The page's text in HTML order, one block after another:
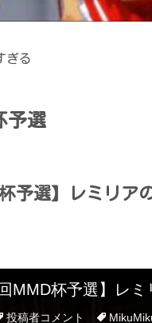
ぎる
予選
杯予選】レミリ